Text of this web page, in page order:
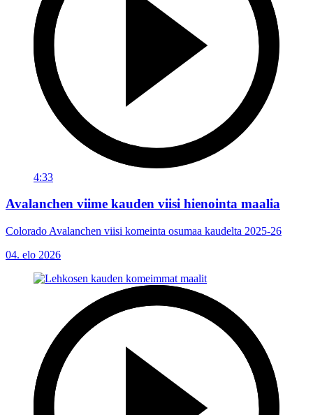
4:33
Avalanchen viime kauden viisi hienointa maalia
Colorado Avalanchen viisi komeinta osumaa kaudelta 2025-26
04. elo 2026